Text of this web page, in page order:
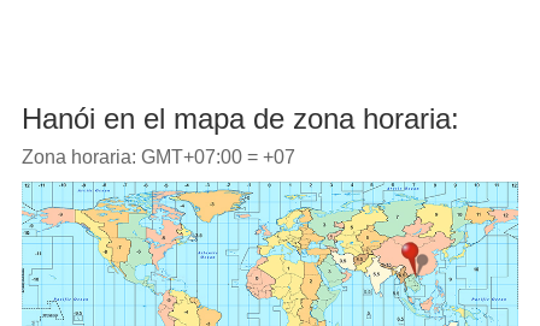
Hanói en el mapa de zona horaria:
Zona horaria: GMT+07:00 = +07